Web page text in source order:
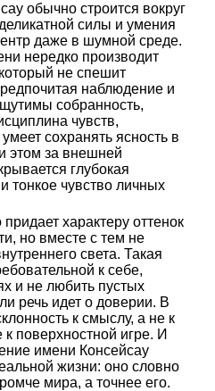
обычно строится вокруг
силы и умения
даже в шумной среде.
нередко производит
не спешит
наблюдение и
собранность,
чувств,
сохранять ясность в
этом за внешней
глубокая
тонкое чувство личных
характеру оттенок
но вместе с тем не
света. Такая
к себе,
и не любить пустых
речь идет о доверии. В
к смыслу, а не к
поверхностной игре. И
имени Консейсау
жизни: оно словно
мира, а точнее его.